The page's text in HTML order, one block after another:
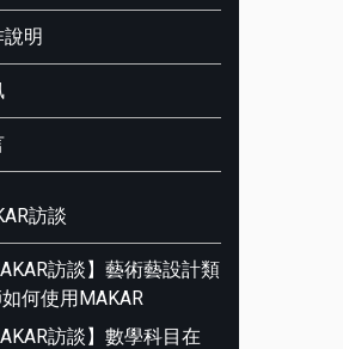
明
訪談
訪談】藝術藝設計類
何使用MAKAR
訪談】數學科目在